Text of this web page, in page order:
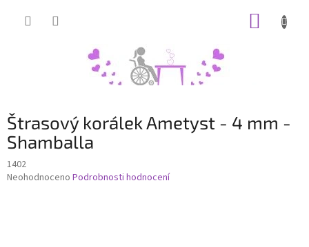
Štrasový korálek Ametyst - 4 mm -
Shamballa
1402
Průměrné
Neohodnoceno Podrobnosti hodnocení